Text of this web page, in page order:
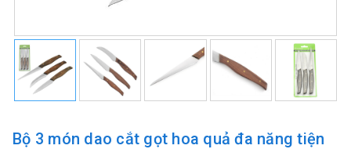
Bộ 3 món dao cắt gọt hoa quả đa năng tiện